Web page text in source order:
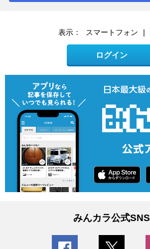
表示： スマートフォン |
ログイン
みんカラ公式SNS